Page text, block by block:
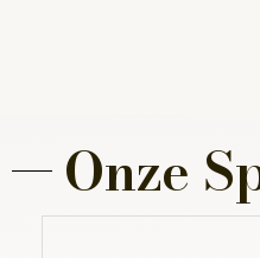
Onze